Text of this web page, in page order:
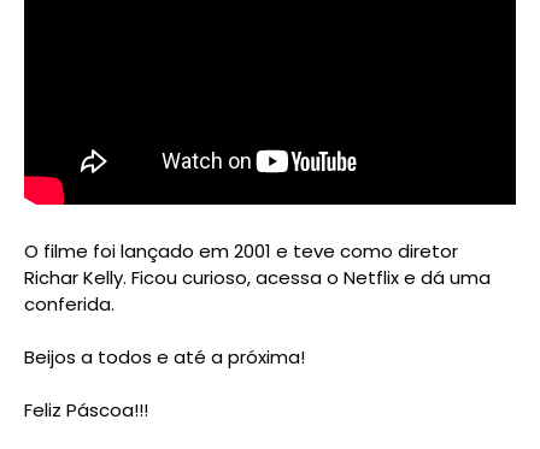
O filme foi lançado em 2001 e teve como diretor
Richar Kelly. Ficou curioso, acessa o Netflix e dá uma
conferida.
Beijos a todos e até a próxima!
Feliz Páscoa!!!